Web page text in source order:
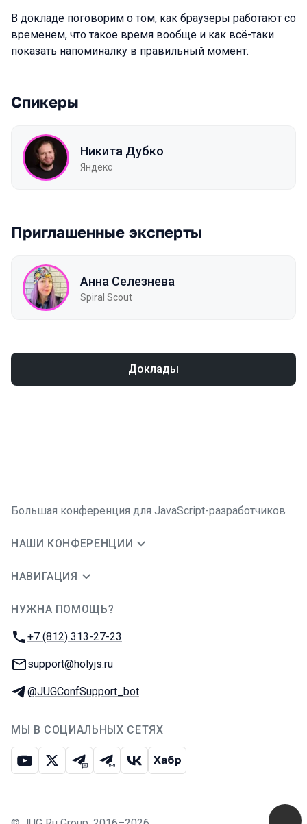
В докладе поговорим о том, как браузеры работают со
временем, что такое время вообще и как всё-таки
показать напоминалку в правильный момент.
Спикеры
Никита Дубко
Яндекс
Приглашенные эксперты
Анна Селезнева
Spiral Scout
Доклады
Большая конференция для JavaScript-разработчиков
НАШИ КОНФЕРЕНЦИИ
НАВИГАЦИЯ
НУЖНА ПОМОЩЬ?
Телефон:
+7 (812) 313-27-23
E-mail:
support@holyjs.ru
Телеграм:
@JUGConfSupport_bot
МЫ В СОЦИАЛЬНЫХ СЕТЯХ
ЮтубИкс Телеграм-чат
Телеграм-канал
ВКонтакте
Хабр